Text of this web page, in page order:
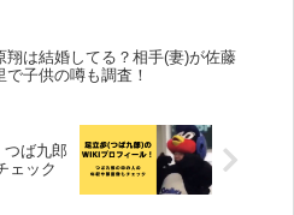
翔は結婚してる？相手(妻)が佐藤
で子供の噂も調査！
つば九郎
ェック